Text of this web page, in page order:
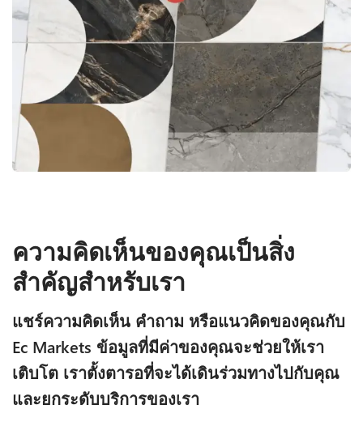
ความคิดเห็นของคุณเป็นสิ่ง
สำคัญสำหรับเรา
แชร์ความคิดเห็น คำถาม หรือแนวคิดของคุณกับ
Ec Markets ข้อมูลที่มีค่าของคุณจะช่วยให้เรา
เติบโต เราตั้งตารอที่จะได้เดินร่วมทางไปกับคุณ
และยกระดับบริการของเรา